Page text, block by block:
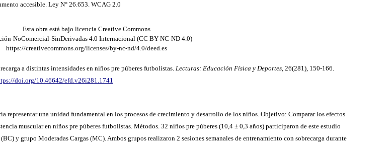
accesible. Ley N° 26.653. WCAG 2.0
Esta obra está bajo licencia Creative Commons
NoComercial-SinDerivadas 4.0 Internacional (CC BY-NC-ND 4.0)
https://creativecommons.org/licenses/by-nc-nd/4.0/deed.es
a distintas intensidades en niños pre púberes futbolistas. Lecturas: Educación Física y Deportes, 26(281), 150-166.
doi.org/10.46642/efd.v26i281.1741
una unidad fundamental en los procesos de crecimiento y desarrollo de los niños. Objetivo: Comparar los efectos
muscular en niños pre púberes futbolistas. Métodos. 32 niños pre púberes (10,4 ± 0,3 años) participaron de este estudio
y grupo Moderadas Cargas (MC). Ambos grupos realizaron 2 sesiones semanales de entrenamiento con sobrecarga durante